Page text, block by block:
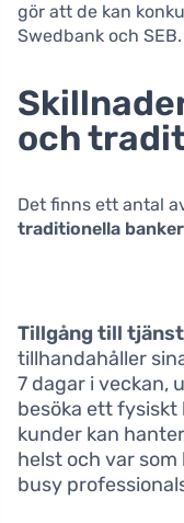
gör att de kan
Swedbank och SEB.
och
Det finns ett antal
traditionella banker
Tillgång till
tillhandahåller
7 dagar i veckan,
besöka ett
kunder kan
helst och var
busy